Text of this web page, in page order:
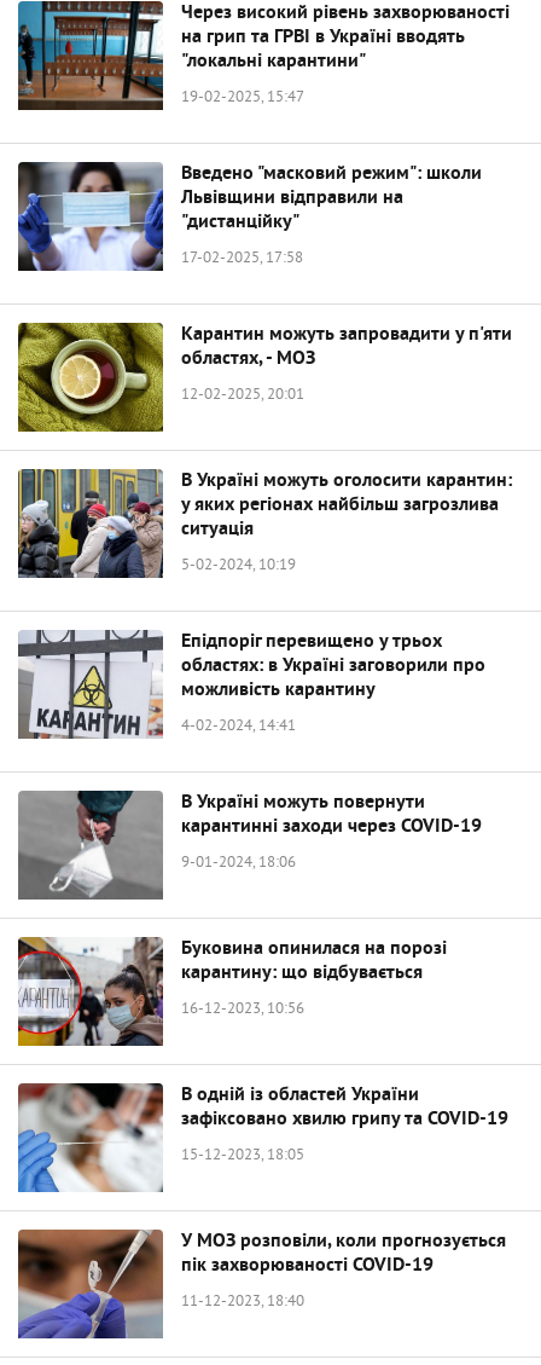
Через високий рівень захворюваності
на грип та ГРВІ в Україні вводять
"локальні карантини"
19-02-2025, 15:47
Введено "масковий режим": школи
Львівщини відправили на
"дистанційку"
17-02-2025, 17:58
Карантин можуть запровадити у п'яти
областях, - МОЗ
12-02-2025, 20:01
В Україні можуть оголосити карантин:
у яких регіонах найбільш загрозлива
ситуація
5-02-2024, 10:19
Епідпоріг перевищено у трьох
областях: в Україні заговорили про
можливість карантину
4-02-2024, 14:41
В Україні можуть повернути
карантинні заходи через COVID-19
9-01-2024, 18:06
Буковина опинилася на порозі
карантину: що відбувається
16-12-2023, 10:56
В одній із областей України
зафіксовано хвилю грипу та COVID-19
15-12-2023, 18:05
У МОЗ розповіли, коли прогнозується
пік захворюваності COVID-19
11-12-2023, 18:40